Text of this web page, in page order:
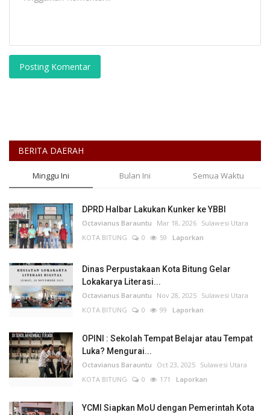
Posting Komentar
BERITA DAERAH
Minggu Ini Bulan Ini Semua Waktu
DPRD Halbar Lakukan Kunker ke YBBI
Octavianus Barauntu Mar 18, 2026 Sulawesi Utara
KOTA BITUNG
0 59 Laporkan
Dinas Perpustakaan Kota Bitung Gelar
Lokakarya Literasi...
Octavianus Barauntu Nov 28, 2025 Sulawesi Utara
KOTA BITUNG
0 99 Laporkan
OPINI : Sekolah Tempat Belajar atau Tempat
Luka? Mengurai...
Octavianus Barauntu Oct 23, 2025 Sulawesi Utara
KOTA BITUNG
0 171 Laporkan
YCMI Siapkan MoU dengan Pemerintah Kota